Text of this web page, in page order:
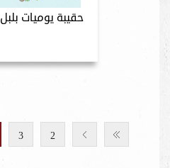
حقيبة يوميات بلبل
2
3